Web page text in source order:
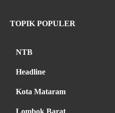
TOPIK POPULER
NTB
Headline
Kota Mataram
Lombok Barat